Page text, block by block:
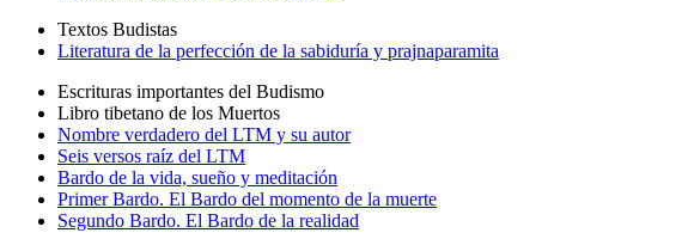
Textos Budistas
Literatura de la perfección de la sabiduría y prajnaparamita
Escrituras importantes del Budismo
Libro tibetano de los Muertos
Nombre verdadero del LTM y su autor
Seis versos raíz del LTM
Bardo de la vida, sueño y meditación
Primer Bardo. El Bardo del momento de la muerte
Segundo Bardo. El Bardo de la realidad